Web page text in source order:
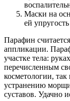
Маски на
ей
Парафин
аппликации.
участке тела:
перечисленным
косметологии,
устранению
суставов. Удачно